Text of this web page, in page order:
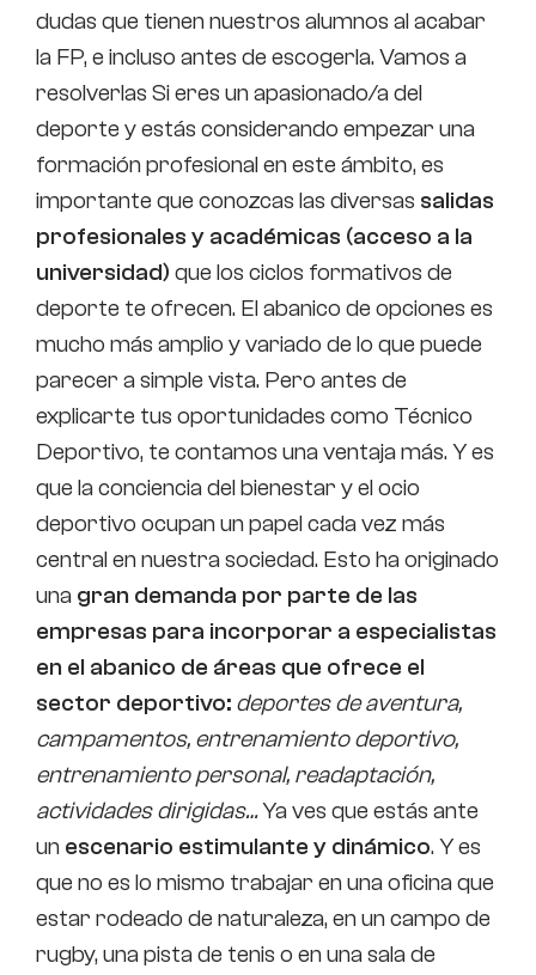
dudas que tienen nuestros alumnos al acabar
la FP, e incluso antes de escogerla. Vamos a
resolverlas Si eres un apasionado/a del
deporte y estás considerando empezar una
formación profesional en este ámbito, es
importante que conozcas las diversas salidas
profesionales y académicas (acceso a la
universidad) que los ciclos formativos de
deporte te ofrecen. El abanico de opciones es
mucho más amplio y variado de lo que puede
parecer a simple vista. Pero antes de
explicarte tus oportunidades como Técnico
Deportivo, te contamos una ventaja más. Y es
que la conciencia del bienestar y el ocio
deportivo ocupan un papel cada vez más
central en nuestra sociedad. Esto ha originado
una gran demanda por parte de las
empresas para incorporar a especialistas
en el abanico de áreas que ofrece el
sector deportivo: deportes de aventura,
campamentos, entrenamiento deportivo,
entrenamiento personal, readaptación,
actividades dirigidas…Ya ves que estás ante
un escenario estimulante y dinámico. Y es
que no es lo mismo trabajar en una oficina que
estar rodeado de naturaleza, en un campo de
rugby, una pista de tenis o en una sala de